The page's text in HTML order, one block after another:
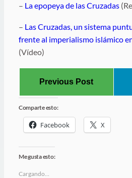
– La epopeya de las Cruzadas
– Las Cruzadas, un sistema
frente al imperialismo islámico
(Vídeo)
Previous Post
Comparte esto:
Facebook X
Me gusta esto:
Cargando…